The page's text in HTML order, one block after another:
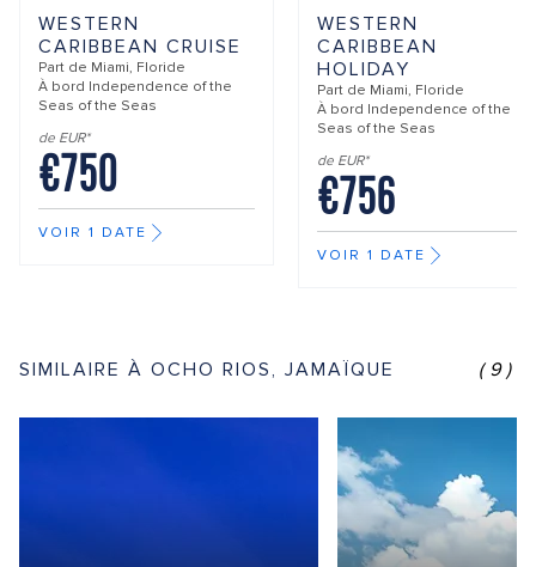
WESTERN
CARIBBEAN CRUISE
Part de Miami, Floride
À bord Independence of the
Seas of the Seas
de EUR*
€750
VOIR 1 DATE
WESTERN
CARIBBEAN
HOLIDAY
Part de Miami, Floride
À bord Independence of the
Seas of the Seas
de EUR*
€756
VOIR 1 DATE
SIMILAIRE À OCHO RIOS, JAMAÏQUE (9)